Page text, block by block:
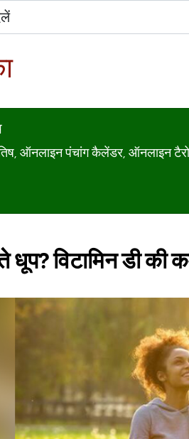
ऑनलाइन पंचांग कैलेंडर, ऑनलाइन टैरो
धूप? विटामिन डी की